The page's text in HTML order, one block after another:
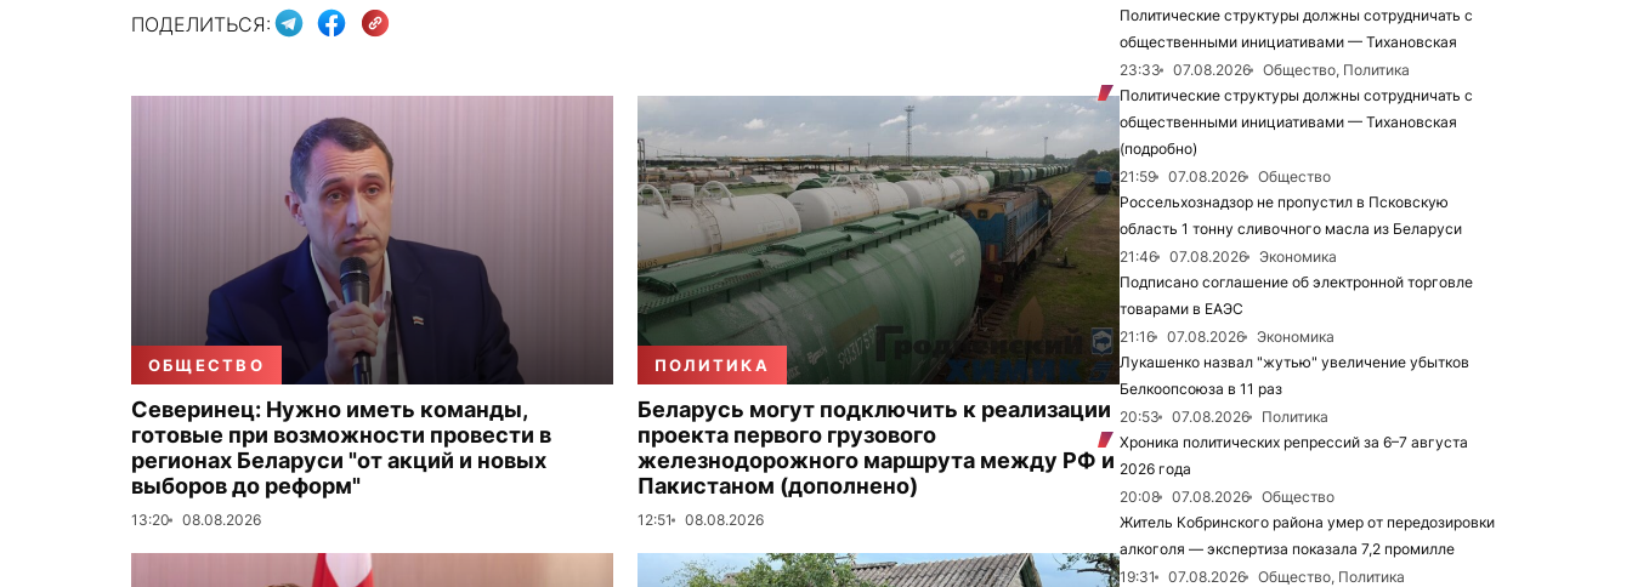
ПОДЕЛИТЬСЯ:
ОБЩЕСТВО
Северинец: Нужно иметь команды,
готовые при возможности провести в
регионах Беларуси "от акций и новых
выборов до реформ"
13:20 08.08.2026
ПОЛИТИКА
Беларусь могут подключить к реализации
проекта первого грузового
железнодорожного маршрута между РФ и
Пакистаном (дополнено)
12:51 08.08.2026
Политические структуры должны сотрудничать с
общественными инициативами — Тихановская
23:33
07.08.2026
Общество, Политика
Политические структуры должны сотрудничать с
общественными инициативами — Тихановская
(подробно)
21:59
07.08.2026
Общество
Россельхознадзор не пропустил в Псковскую
область 1 тонну сливочного масла из Беларуси
21:46
07.08.2026
Экономика
Подписано соглашение об электронной торговле
товарами в ЕАЭС
21:16
07.08.2026
Экономика
Лукашенко назвал "жутью" увеличение убытков
Белкоопсоюза в 11 раз
20:53
07.08.2026
Политика
Хроника политических репрессий за 6–7 августа
2026 года
20:08
07.08.2026
Общество
Житель Кобринского района умер от передозировки
алкоголя — экспертиза показала 7,2 промилле
19:31
07.08.2026
Общество, Политика